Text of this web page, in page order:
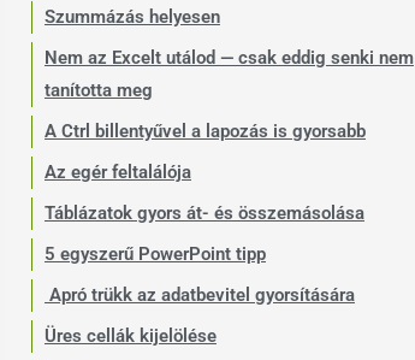
Szummázás helyesen
Nem az Excelt utálod — csak eddig senki nem
tanította meg
A Ctrl billentyűvel a lapozás is gyorsabb
Az egér feltalálója
Táblázatok gyors át- és összemásolása
5 egyszerű PowerPoint tipp
Apró trükk az adatbevitel gyorsítására
Üres cellák kijelölése